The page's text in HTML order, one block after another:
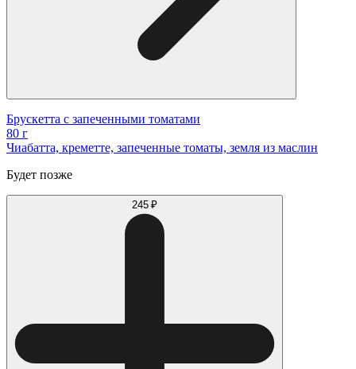
Брускетта с запеченными томатами
80 г
Чиабатта, креметте, запеченные томаты, земля из маслин
Будет позже
245 ₽